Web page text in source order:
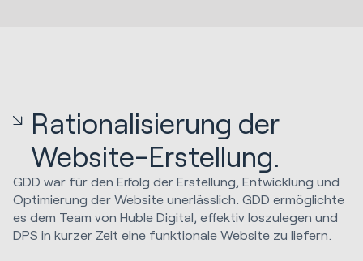
Rationalisierung der
Website-Erstellung.
GDD war für den Erfolg der Erstellung, Entwicklung und
Optimierung der Website unerlässlich. GDD ermöglichte
es dem Team von Huble Digital, effektiv loszulegen und
DPS in kurzer Zeit eine funktionale Website zu liefern.